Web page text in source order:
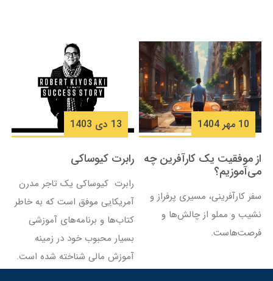
10 مهر 1404
از موفقیت یک کارآفرین چه
می‌آموزیم؟
سفر کارآفرینی، مسیری پرفراز و
نشیب و مملو از چالش‌ها و
فرصت‌هاست.
13 دی 1403
رابرت کیوساکی
رابرت کیوساکی یک تاجر مدرن
آمریکایی موفق است که به خاطر
کتاب‌ها و برنامه‌های آموزشی
بسیار محبوب خود در زمینه
آموزش مالی شناخته شده است.